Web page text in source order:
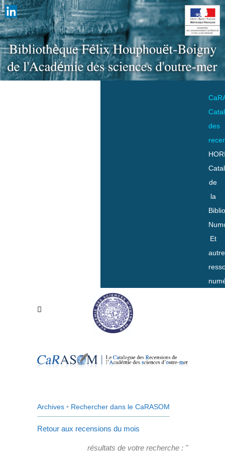
des
de
la
Et
Archives • Rechercher dans le CaRASOM
Retour aux recensions du mois
résultats de votre recherche : "